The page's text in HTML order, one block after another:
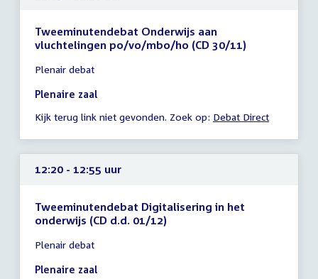
Tweeminutendebat Onderwijs aan
vluchtelingen po/vo/mbo/ho (CD 30/11)
vergadering
12:05
12:20
Plenair debat
Plenaire zaal
Kijk terug link niet gevonden. Zoek op: Debat Direct
12:20 - 12:55 uur
Tweeminutendebat Digitalisering in het
onderwijs (CD d.d. 01/12)
vergadering
12:20
Plenair debat
Plenaire zaal